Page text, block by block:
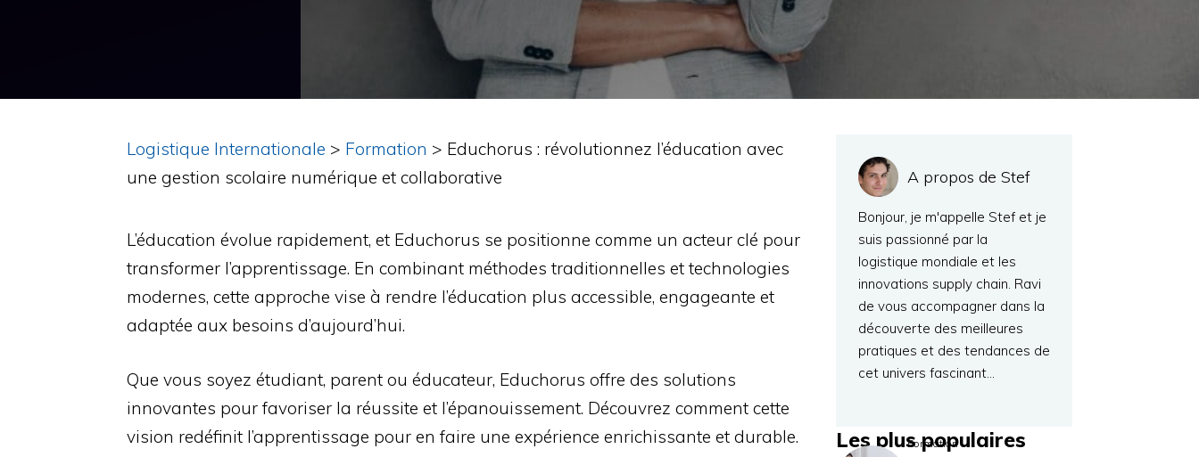
Logistique Internationale > Formation > Educhorus : révolutionnez l’éducation avec
une gestion scolaire numérique et collaborative
L’éducation évolue rapidement, et Educhorus se positionne comme un acteur clé pour
transformer l’apprentissage. En combinant méthodes traditionnelles et technologies
modernes, cette approche vise à rendre l’éducation plus accessible, engageante et
adaptée aux besoins d’aujourd’hui.
Que vous soyez étudiant, parent ou éducateur, Educhorus offre des solutions
innovantes pour favoriser la réussite et l’épanouissement. Découvrez comment cette
vision redéfinit l’apprentissage pour en faire une expérience enrichissante et durable.
A propos de Stef
Bonjour, je m'appelle Stef et je
suis passionné par la
logistique mondiale et les
innovations supply chain. Ravi
de vous accompagner dans la
découverte des meilleures
pratiques et des tendances de
cet univers fascinant…
Les plus populaires
Formation